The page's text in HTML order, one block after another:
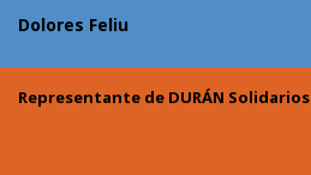
Dolores Feliu
Representante de DURÁN Solidarios